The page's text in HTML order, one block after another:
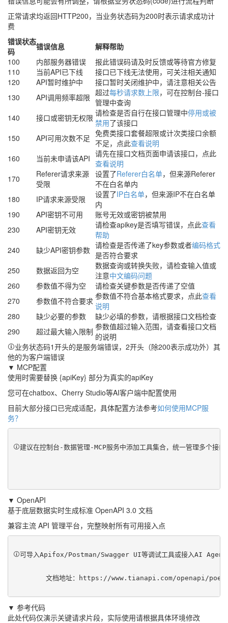
正常请求均返回HTTP200，当业务状态码为200时表示请求成功计
费
错误状态
码
错误信息
解释帮助
100
内部服务器错误
报此错误码请及时反馈或等待官方修复
110
当前API已下线
接口已下线无法使用，可关注相关通知
120
API暂时维护中
接口暂时关闭维护中，请注意相关公告
130
API调用频率超限 超过每秒请求数上限，可在控制台-接口
管理中查询
140
接口或密钥无权限 请检查是否自行在接口管理中停用或被
禁用了该接口
150
API可用次数不足 免费类接口套餐超限或计次类接口余额
不足，点此查看说明
160
当前未申请该API 请先在接口文档页面申请该接口，点此
查看说明
170
Referer请求来源
受限
设置了Referer白名单，但来源Referer
不在白名单内
180
IP请求来源受限 设置了IP白名单，但来源IP不在白名单
内
190
API密钥不可用
账号无效或密钥被禁用
230
API密钥无效 请检查apikey是否填写错误，点此查看
帮助
240
缺少API密钥参数 请检查是否传递了key参数或者编码格式
是否符合要求
250
数据返回为空
数据查询或转换失败，请检查输入值或
注意中文编码问题
260
参数值不得为空
请检查关键参数是否传递了空值
270
参数值不符合要求 参数值不符合基本格式要求，点此查看
说明
280
缺少必要的参数
缺少必填的参数，请根据接口文档检查
290
超过最大输入限制 参数值超过输入范围，请查看接口文档
的说明
业务状态码1开头的是服务端错误，2开头（除200表示成功外）其
他的为客户端错误
▼ MCP配置
使用时需要替换 {apiKey} 部分为真实的apiKey
您可在chatbox、Cherry Studio等AI客户端中配置使用
目前大部分接口已完成适配，具体配置方法参考如何使用MCP服
务？
建议在控制台-数据管理-MCP服务中添加工具集合，统一管理多个接口
▼ OpenAPI
基于底层数据实时生成标准 OpenAPI 3.0 文档
兼容主流 API 管理平台，完整映射所有可用接入点
可导入Apifox/Postman/Swagger UI等调试工具或接入AI Agent
	文档地址：
https://www.tianapi.com/openapi/
▼ 参考代码
此处代码仅演示关键请求片段，实际使用请根据具体环境修改